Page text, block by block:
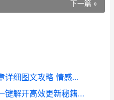
下一篇 »
《情感反诈模拟器》第一章详细图文攻略 情感反诈模拟器下载手机版
《星痕共鸣》速升策略：一键解开高效更新秘籍 星痕歌单